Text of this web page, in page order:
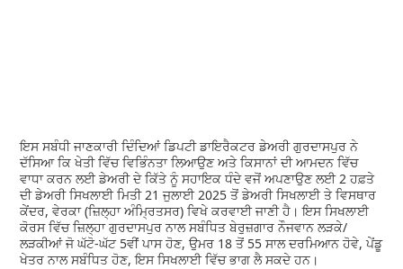
ਇਸ ਸਬੰਧੀ ਜਾਣਕਾਰੀ ਦਿੰਦਿਆਂ ਡਿਪਟੀ ਡਾਇਰੈਕਟਰ ਡੇਅਰੀ ਗੁਰਦਾਸਪੁਰ ਨੇ
ਦੱਸਿਆ ਕਿ ਖੇਤੀ ਵਿੱਚ ਵਿਭਿੰਨਤਾ ਲਿਆਉਣ ਅਤੇ ਕਿਸਾਨਾਂ ਦੀ ਆਮਦਨ ਵਿੱਚ
ਵਾਧਾ ਕਰਨ ਲਈ ਡੇਅਰੀ ਦੇ ਕਿੱਤੇ ਨੂੰ ਸਹਾਇਕ ਧੰਦੇ ਵਜੋਂ ਅਪਣਾਉਣ ਲਈ 2 ਹਫ਼ਤੇ
ਦੀ ਡੇਅਰੀ ਸਿਖਲਾਈ ਮਿਤੀ 21 ਜੁਲਾਈ 2025 ਤੋਂ ਡੇਅਰੀ ਸਿਖਲਾਈ ਤੇ ਵਿਸਥਾਰ
ਕੇਂਦਰ, ਵੇਰਕਾ (ਜ਼ਿਲ੍ਹਾ ਅੰਮ੍ਰਿਤਸਰ) ਵਿਖੇ ਕਰਵਾਈ ਜਾਣੀ ਹੈ। ਇਸ ਸਿਖਲਾਈ
ਕੋਰਸ ਵਿੱਚ ਜ਼ਿਲ੍ਹਾ ਗੁਰਦਾਸਪੁਰ ਨਾਲ ਸਬੰਧਿਤ ਬੇਰੁਜ਼ਗਾਰ ਨੌਜਵਾਨ ਲੜਕੇ/
ਲੜਕੀਆਂ ਜੋ ਘੱਟੋ-ਘੱਟ 5ਵੀਂ ਪਾਸ ਹੋਣ, ਉਮਰ 18 ਤੋਂ 55 ਸਾਲ ਦਰਮਿਆਨ ਹੋਵੇ, ਪੇਂਡੂ
ਖੇਤਰ ਨਾਲ ਸਬੰਧਿਤ ਹੋਣ, ਇਸ ਸਿਖਲਾਈ ਵਿੱਚ ਭਾਗ ਲੈ ਸਕਦੇ ਹਨ।